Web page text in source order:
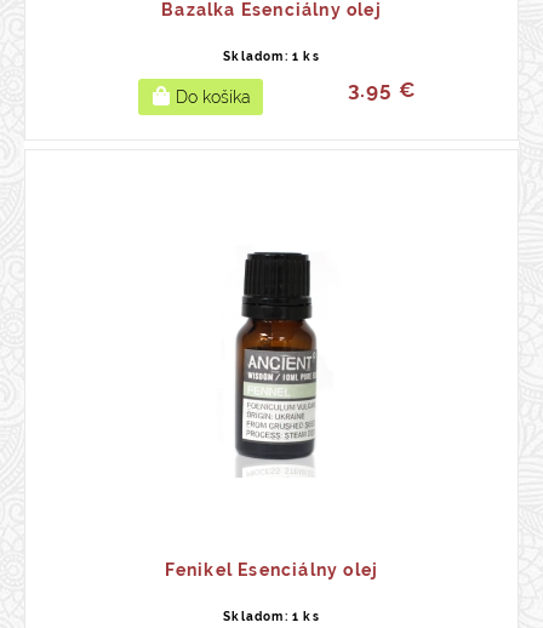
Bazalka Esenciálny olej
Skladom: 1 ks
3.95 €
Fenikel Esenciálny olej
Skladom: 1 ks